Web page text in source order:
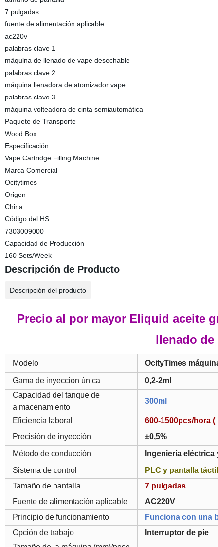
7 pulgadas
fuente de alimentación aplicable
ac220v
palabras clave 1
máquina de llenado de vape desechable
palabras clave 2
máquina llenadora de atomizador vape
palabras clave 3
máquina volteadora de cinta semiautomática
Paquete de Transporte
Wood Box
Especificación
Vape Cartridge Filling Machine
Marca Comercial
Ocitytimes
Origen
China
Código del HS
7303009000
Capacidad de Producción
160 Sets/Week
Descripción de Producto
Descripción del producto
Precio al por mayor Eliquid aceite
llenado
Modelo OcityTimes
Gama de inyección única
0,2-2ml
Capacidad del tanque de
almacenamiento
300ml
Eficiencia laboral
600-1500pcs/hora
Precisión de inyección
±0,5%
Método de conducción
Ingeniería eléctrica
Sistema de control
PLC y pantalla táctil
Tamaño de pantalla
7 pulgadas
Fuente de alimentación aplicable
AC220V
Principio de funcionamiento
Funciona con una
Opción de trabajo
Interruptor de pie